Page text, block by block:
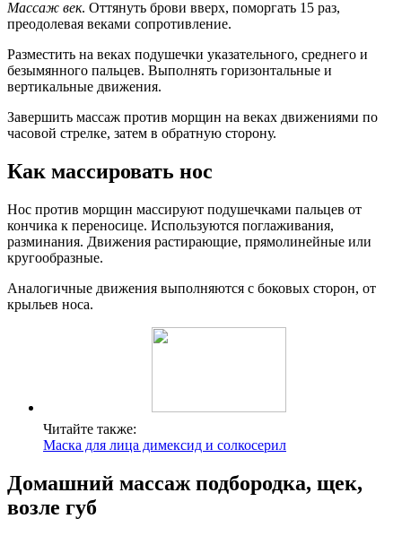
Массаж век. Оттянуть брови вверх, поморгать 15 раз,
преодолевая веками сопротивление.
Разместить на веках подушечки указательного, среднего и
безымянного пальцев. Выполнять горизонтальные и
вертикальные движения.
Завершить массаж против морщин на веках движениями по
часовой стрелке, затем в обратную сторону.
Как массировать нос
Нос против морщин массируют подушечками пальцев от
кончика к переносице. Используются поглаживания,
разминания. Движения растирающие, прямолинейные или
кругообразные.
Аналогичные движения выполняются с боковых сторон, от
крыльев носа.
Читайте также:
Маска для лица димексид и солкосерил
Домашний массаж подбородка, щек,
возле губ